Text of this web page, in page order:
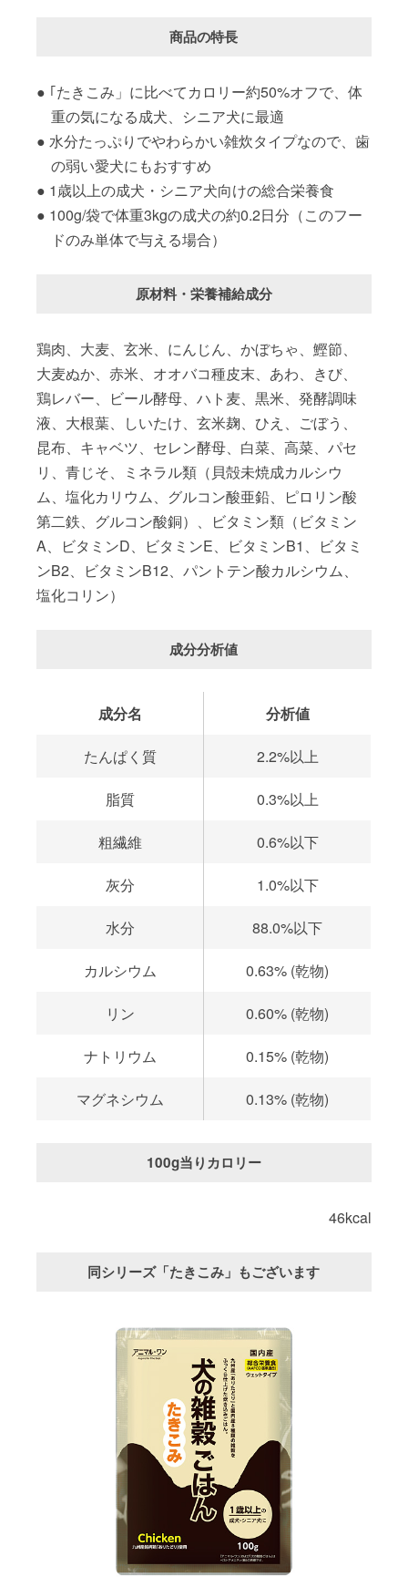
商品の特長
｢たきこみ」に比べてカロリー約50%オフで、体
重の気になる成犬、シニア犬に最適
水分たっぷりでやわらかい雑炊タイプなので、歯
の弱い愛犬にもおすすめ
1歳以上の成犬・シニア犬向けの総合栄養食
100g/袋で体重3kgの成犬の約0.2日分（このフー
ドのみ単体で与える場合）
原材料・栄養補給成分
鶏肉、大麦、玄米、にんじん、かぼちゃ、鰹節、
大麦ぬか、赤米、オオバコ種皮末、あわ、きび、
鶏レバー、ビール酵母、ハト麦、黒米、発酵調味
液、大根葉、しいたけ、玄米麹、ひえ、ごぼう、
昆布、キャベツ、セレン酵母、白菜、高菜、パセ
リ、青じそ、ミネラル類（貝殻未焼成カルシウ
ム、塩化カリウム、グルコン酸亜鉛、ピロリン酸
第二鉄、グルコン酸銅）、ビタミン類（ビタミン
A、ビタミンD、ビタミンE、ビタミンB1、ビタミ
ンB2、ビタミンB12、パントテン酸カルシウム、
塩化コリン）
成分分析値
成分名 分析値
たんぱく質 2.2%以上
脂質 0.3%以上
粗繊維 0.6%以下
灰分 1.0%以下
水分 88.0%以下
カルシウム 0.63% (乾物)
リン 0.60% (乾物)
ナトリウム 0.15% (乾物)
マグネシウム 0.13% (乾物)
100g当りカロリー
46kcal
同シリーズ「たきこみ」もございます